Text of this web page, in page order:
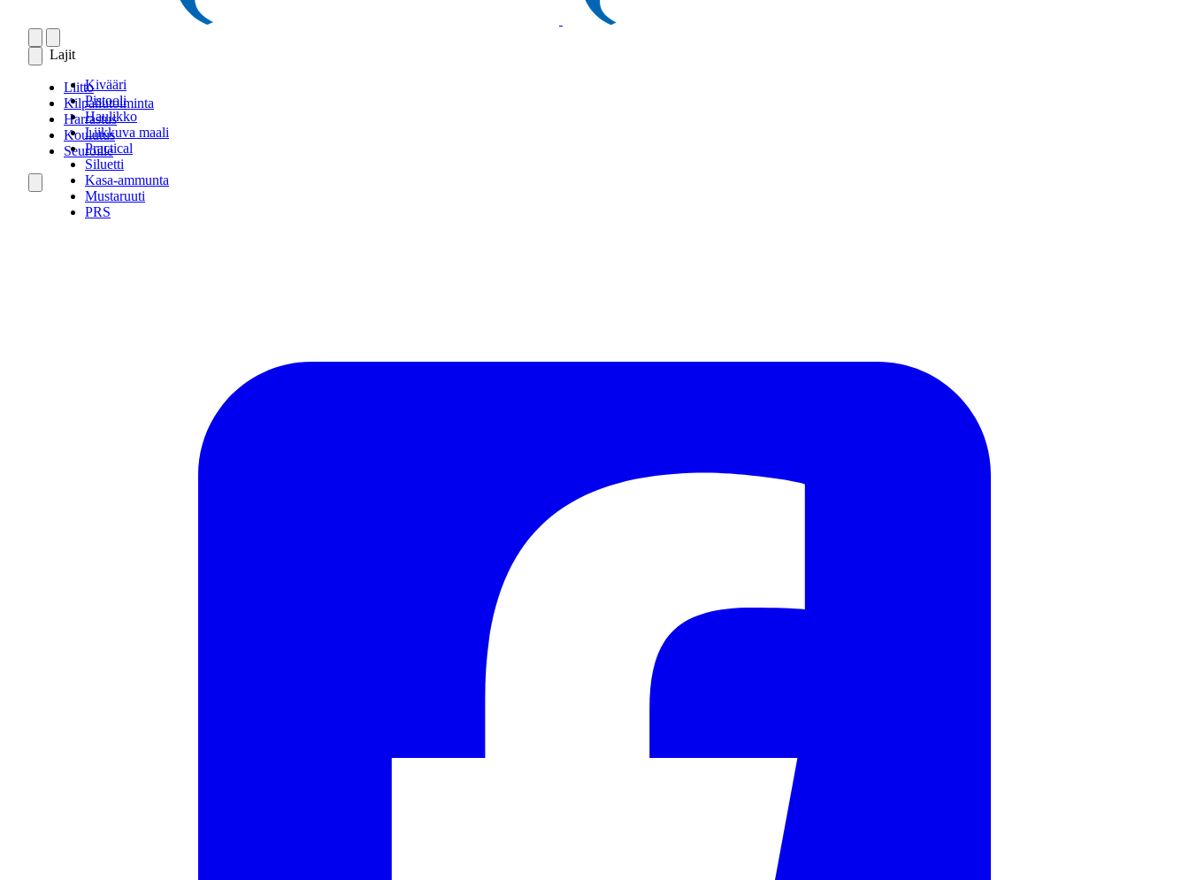
Lajit
Kivääri
Pistooli
Haulikko
Liikkuva maali
Practical
Siluetti
Kasa-ammunta
Mustaruuti
PRS
Liitto
Kilpailutoiminta
Harrastus
Koulutus
Seuroille